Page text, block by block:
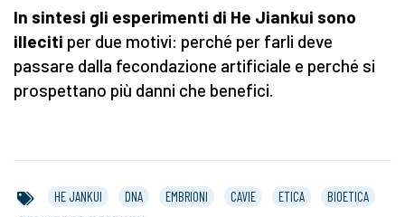
In sintesi gli esperimenti di He Jiankui sono
illeciti per due motivi: perché per farli deve
passare dalla fecondazione artificiale e perché si
prospettano più danni che benefici.
HE JANKUI DNA EMBRIONI CAVIE ETICA
BIOETICA